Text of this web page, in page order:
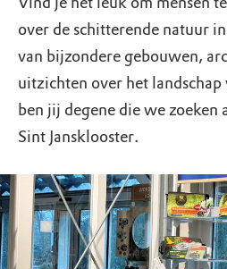
over de schitterende natuur
van bijzondere gebouwen,
uitzichten over het
ben jij degene die we zoeken
Sint Jansklooster.